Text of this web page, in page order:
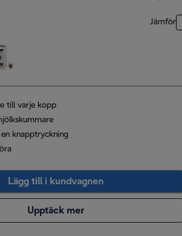
Jämför
till varje kopp
knapptryckning
Lägg till i kundvagnen
Upptäck mer